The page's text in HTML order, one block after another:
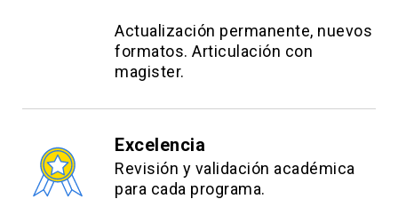
Actualización permanente, nuevos
formatos. Articulación con
magister.
Excelencia
Revisión y validación académica
para cada programa.